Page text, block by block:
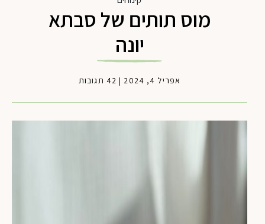
מוס תותים של סבתא
יונה
אפריל 4, 2024 |42 תגובות